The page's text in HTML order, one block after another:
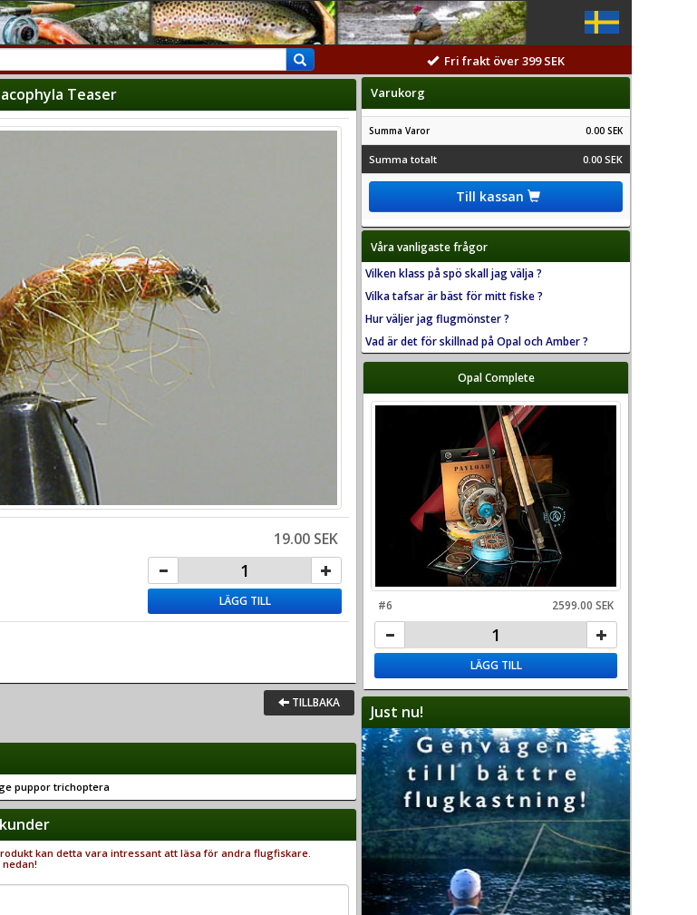
Fri frakt över 399 SEK
Teaser
19.00 SEK
LÄGG TILL
TILLBAKA
puppor trichoptera
kan detta vara intressant att läsa för andra flugfiskare.
Varukorg
Summa Varor 0.00 SEK
Summa totalt 0.00 SEK
Till kassan
Våra vanligaste frågor
Vilken klass på spö skall jag välja ?
Vilka tafsar är bäst för mitt fiske ?
Hur väljer jag flugmönster ?
Vad är det för skillnad på Opal och Amber ?
Opal Complete
#6 2599.00 SEK
LÄGG TILL
Just nu!